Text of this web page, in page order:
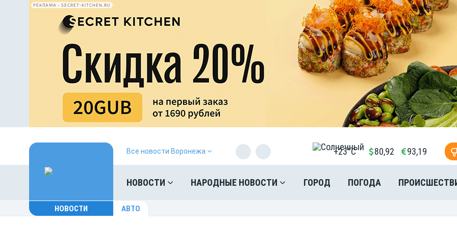
РЕКЛАМА • SECRET-KITCHEN.RU
Все новости Воронежа +23°C 80,92 93,19
НОВОСТИ НАРОДНЫЕ НОВОСТИ ГОРОД ПОГОДА
НОВОСТИ АВТО